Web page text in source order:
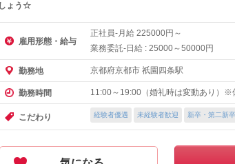
しょう☆
雇用形態・給与
正社員-月給 225000円～
業務委託-日給 : 25000～50000円
勤務地 京都府京都市 祇園四条駅
勤務時間 11:00～19:00（婚礼時は変動あり）
こだわり 経験者優遇 未経験者歓迎 新卒・第二新